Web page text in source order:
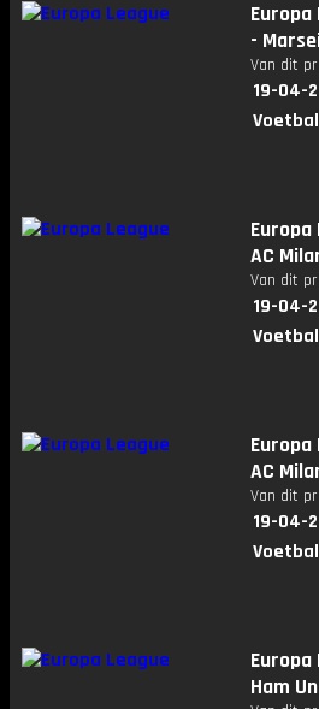
-
Van dit
19-04-
AC
Van dit
19-04-
AC
Van dit
19-04-
Ham